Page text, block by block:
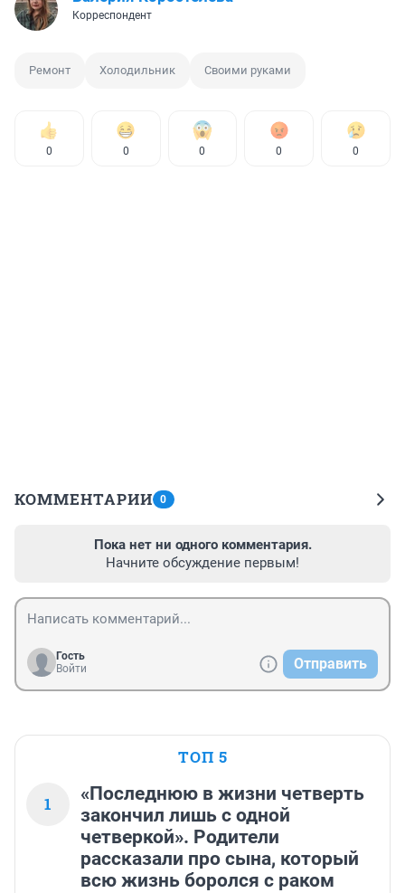
Корреспондент
Ремонт Холодильник Своими руками
0 0 0 0 0
КОММЕНТАРИИ 0
Пока нет ни одного комментария.
Начните обсуждение первым!
Гость
Войти
Отправить
ТОП 5
1
«Последнюю в жизни четверть
закончил лишь с одной
четверкой». Родители
рассказали про сына, который
всю жизнь боролся с раком